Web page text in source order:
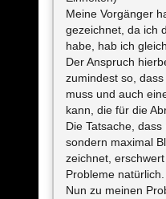
Meine Vorgänger
gezeichnet, da ich
habe, hab ich
Der Anspruch
zumindest so,
muss und auch
kann, die für die
Die Tatsache,
sondern maximal
zeichnet,
Probleme natürlich.
Nun zu meinen